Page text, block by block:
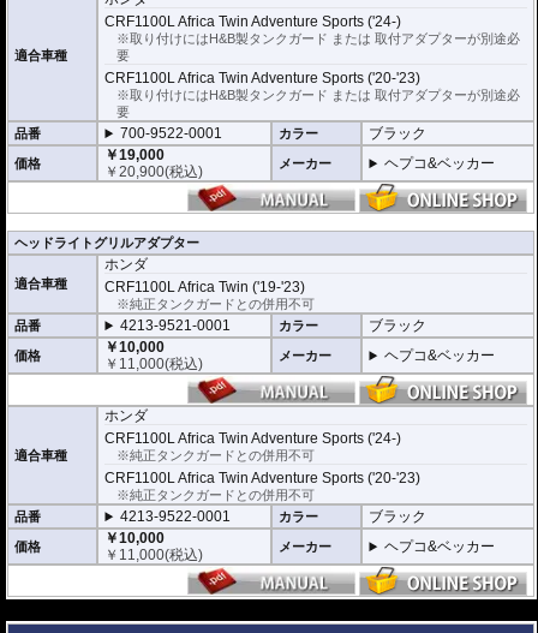
適合車種
CRF1100L Africa Twin Adventure Sports ('24-)
※取り付けにはH&B製タンクガード または 取付アダプターが別途必
要
CRF1100L Africa Twin Adventure Sports ('20-'23)
※取り付けにはH&B製タンクガード または 取付アダプターが別途必
要
品番
700-9522-0001 カラー ブラック
価格
￥19,000
￥20,900(税込) メーカー ヘプコ&ベッカー
ヘッドライトグリルアダプター
適合車種
ホンダ
CRF1100L Africa Twin ('19-'23)
※純正タンクガードとの併用不可
品番
4213-9521-0001 カラー ブラック
価格
￥10,000
￥ 11,000(税込) メーカー ヘプコ&ベッカー
適合車種
ホンダ
CRF1100L Africa Twin Adventure Sports ('24-)
※純正タンクガードとの併用不可
CRF1100L Africa Twin Adventure Sports ('20-'23)
※純正タンクガードとの併用不可
品番
4213-9522-0001 カラー ブラック
価格
￥10,000
￥ 11,000(税込) メーカー ヘプコ&ベッカー